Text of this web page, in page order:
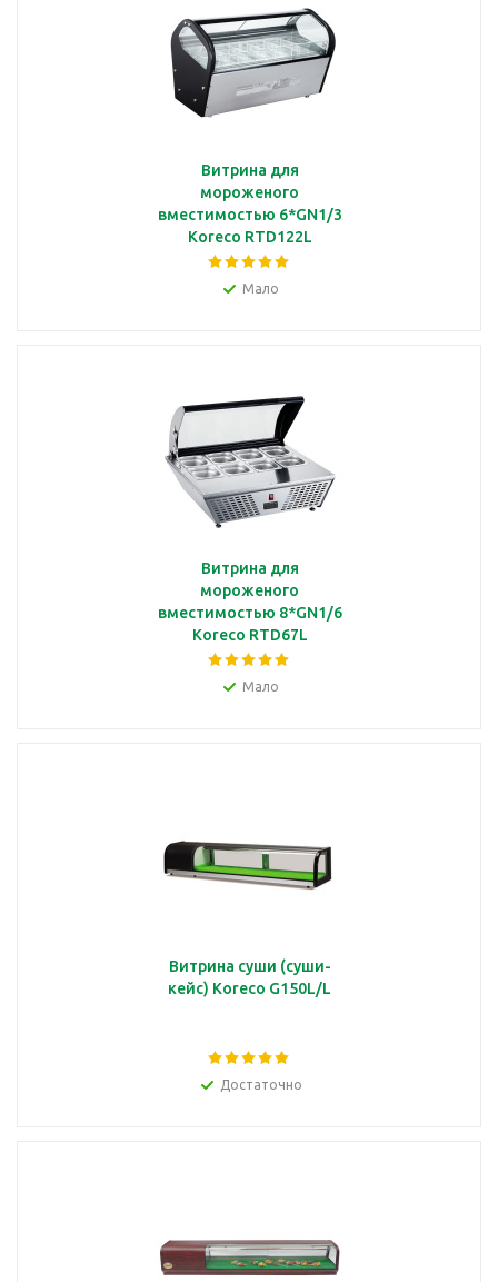
Витрина для
мороженого
вместимостью 6*GN1/3
Koreco RTD122L
Мало
Витрина для
мороженого
вместимостью 8*GN1/6
Koreco RTD67L
Мало
Витрина суши (суши-
кейс) Koreco G150L/L
Достаточно